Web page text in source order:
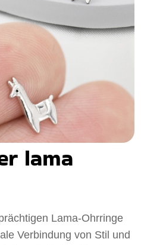
lama
Lama-Ohrringe
Verbindung von Stil und